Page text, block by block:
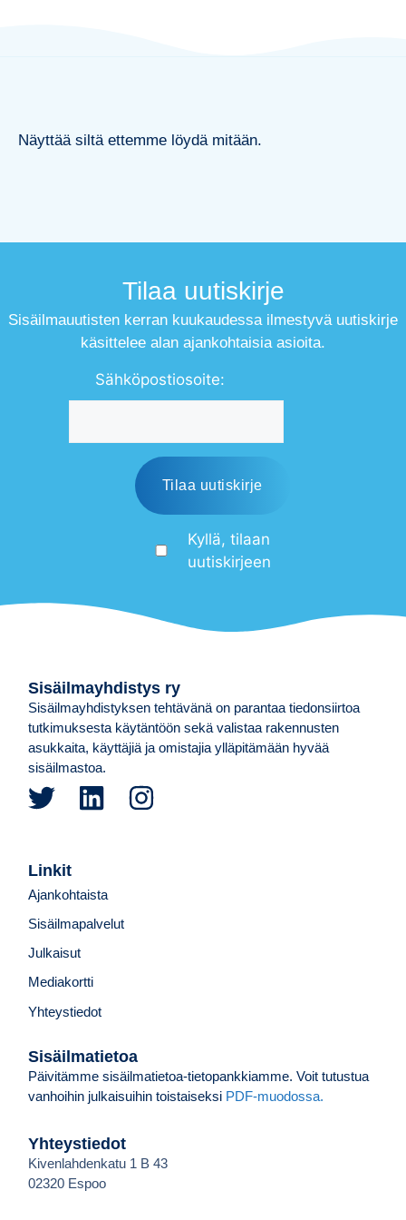
Näyttää siltä ettemme löydä mitään.
Tilaa uutiskirje
Sisäilmauutisten kerran kuukaudessa ilmestyvä uutiskirje
käsittelee alan ajankohtaisia asioita.
Sähköpostiosoite:
Kyllä, tilaan
uutiskirjeen
Sisäilmayhdistys ry
Sisäilmayhdistyksen tehtävänä on parantaa tiedonsiirtoa
tutkimuksesta käytäntöön sekä valistaa rakennusten
asukkaita, käyttäjiä ja omistajia ylläpitämään hyvää
sisäilmastoa.
Sisäilmatietoa
Päivitämme sisäilmatietoa-tietopankkiamme. Voit tutustua
vanhoihin julkaisuihin toistaiseksi PDF-muodossa.
Linkit
Ajankohtaista
Sisäilmapalvelut
Julkaisut
Mediakortti
Yhteystiedot
Yhteystiedot
Kivenlahdenkatu 1 B 43
02320 Espoo